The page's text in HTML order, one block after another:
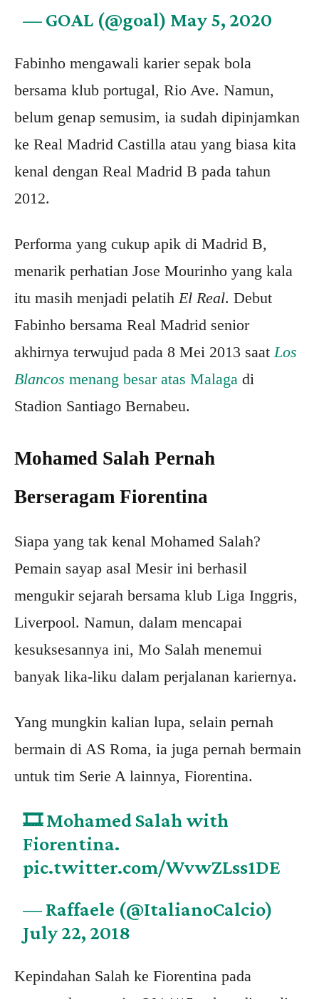
— GOAL (@goal) May 5, 2020
Fabinho mengawali karier sepak bola
bersama klub portugal, Rio Ave. Namun,
belum genap semusim, ia sudah dipinjamkan
ke Real Madrid Castilla atau yang biasa kita
kenal dengan Real Madrid B pada tahun
2012.
Performa yang cukup apik di Madrid B,
menarik perhatian Jose Mourinho yang kala
itu masih menjadi pelatihEl Real. Debut
Fabinho bersama Real Madrid senior
akhirnya terwujud pada 8 Mei 2013 saatLos
Blancos menang besar atas Malaga di
Stadion Santiago Bernabeu.
Mohamed Salah Pernah
Berseragam Fiorentina
Siapa yang tak kenal Mohamed Salah?
Pemain sayap asal Mesir ini berhasil
mengukir sejarah bersama klub Liga Inggris,
Liverpool. Namun, dalam mencapai
kesuksesannya ini, Mo Salah menemui
banyak lika-liku dalam perjalanan kariernya.
Yang mungkin kalian lupa, selain pernah
bermain di AS Roma, ia juga pernah bermain
untuk tim Serie A lainnya, Fiorentina.
🎞 Mohamed Salah with
Fiorentina.
pic.twitter.com/WvwZLss1DE
— Raffaele (@ItalianoCalcio)
July 22, 2018
Kepindahan Salah ke Fiorentina pada